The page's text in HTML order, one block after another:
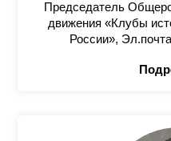
Председатель
движения «Клубы
России»,